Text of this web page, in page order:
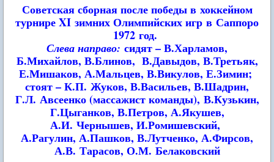
Советская сборная после победы в хоккейном
турнире XI зимних Олимпийских игр в Саппоро
1972 год.
Слева направо: сидят – В.Харламов,
Б.Михайлов, В.Блинов, В.Давыдов, В.Третьяк,
Е.Мишаков, А.Мальцев, В.Викулов, Е.Зимин;
стоят – К.П. Жуков, В.Васильев, В.Шадрин,
Г.Л. Авсеенко (массажист команды), В.Кузькин,
Г.Цыганков, В.Петров, А.Якушев,
А.И. Чернышев, И.Ромишевский,
А.Рагулин, А.Пашков, В.Лутченко, А.Фирсов,
А.В. Тарасов, О.М. Белаковский